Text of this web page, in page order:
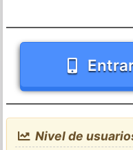
Nivel de